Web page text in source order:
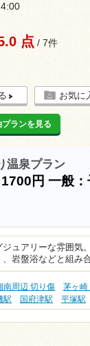
点 / 7件
お気に
ランを見る
温泉プラン
1700円 一般
ュアリーな雰囲気
岩盤浴などと組み
南周辺 切り傷
茅ヶ崎
駅 国府津駅 平塚駅